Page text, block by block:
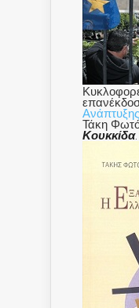
Ανάπτυξης
Τάκη
Κουκκίδα.